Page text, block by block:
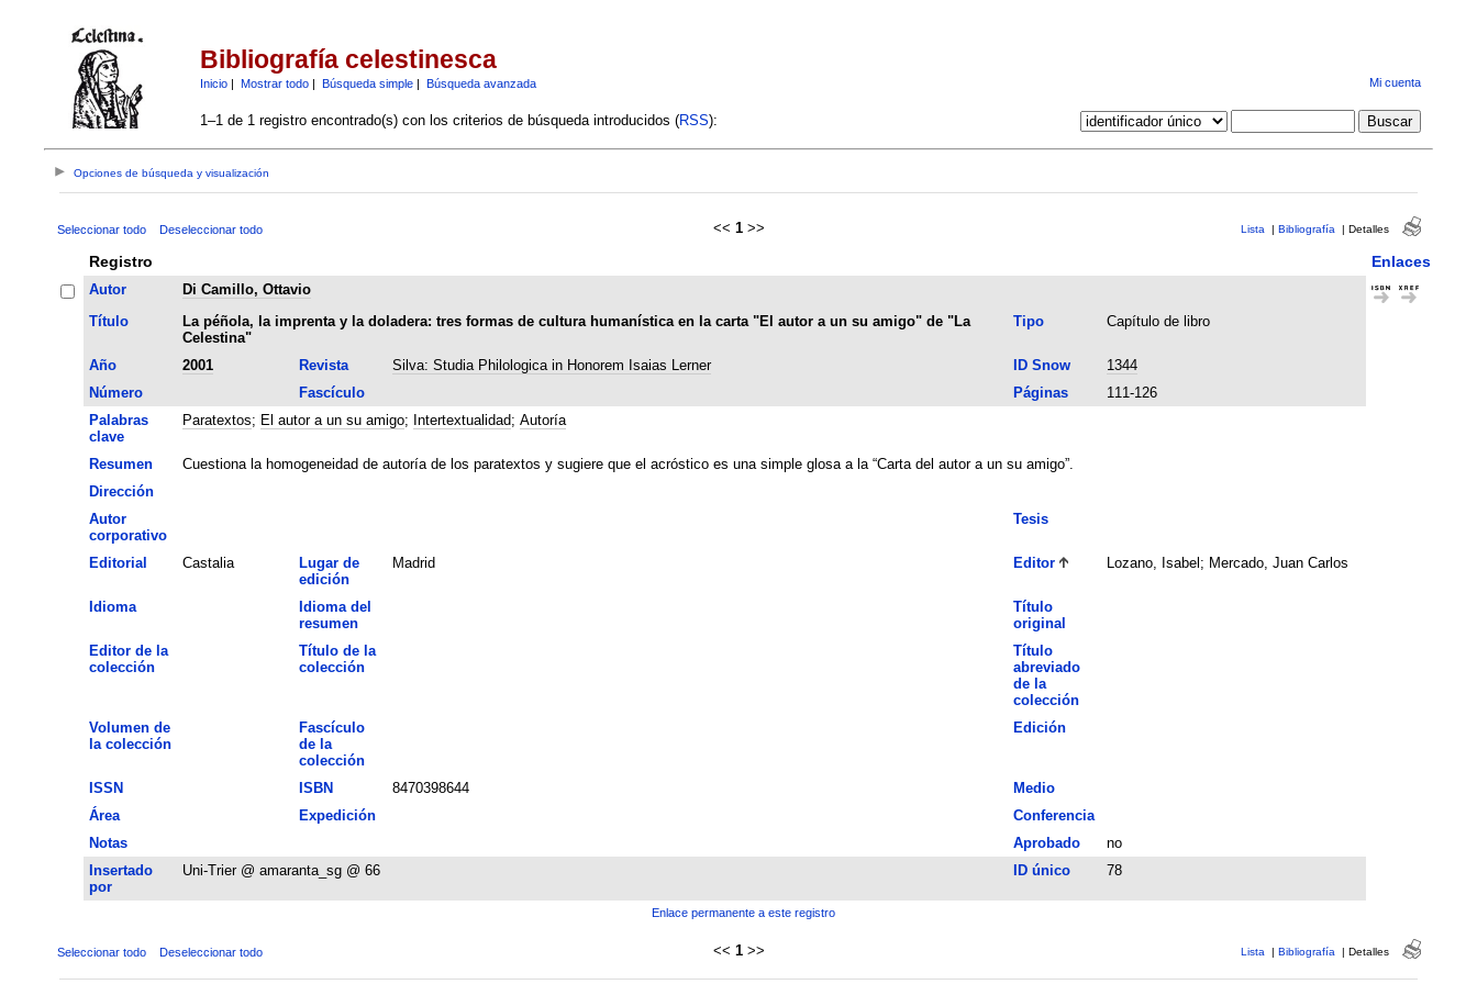
Bibliografía celestinesca
Inicio| Mostrar todo| Búsqueda simple| Búsqueda avanzada Mi cuenta
1–1 de 1 registro encontrado(s) con los criterios de búsqueda introducidos (RSS):
Opciones de búsqueda y visualización
Seleccionar todo Deseleccionar todo << 1 >> Lista | Bibliografía | Detalles
Registro Enlaces
Autor
Di Camillo, Ottavio
Título
La péñola, la imprenta y la doladera: tres formas de cultura humanística en la carta "El autor a un su amigo" de "La
Celestina"
Tipo Capítulo de libro
Año 2001 Revista Silva: Studia Philologica in Honorem Isaias Lerner ID Snow
1344
Número
Fascículo Páginas
111-126
Palabras
clave
Paratextos; El autor a un su amigo; Intertextualidad; Autoría
Resumen
Cuestiona la homogeneidad de autoría de los paratextos y sugiere que el acróstico es una simple glosa a la “Carta del autor a un su amigo”.
Dirección
Autor
corporativo
Tesis
Editorial Castalia
Lugar de
edición
Madrid Editor Lozano, Isabel; Mercado, Juan Carlos
Idioma
Idioma del
resumen
Título
original
Editor de la
colección
Título de la
colección
Título
abreviado
de la
colección
Volumen de
la colección
Fascículo
de la
colección
Edición
ISSN ISBN 8470398644
Medio
Área
Expedición
Conferencia
Notas
Aprobado
no
Insertado
por
Uni-Trier @ amaranta_sg @ 66 ID único 78
Enlace permanente a este registro
Seleccionar todo Deseleccionar todo << 1 >> Lista | Bibliografía | Detalles